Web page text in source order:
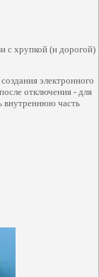
с хрупкой (и дорогой)
электронного
отключения - для
внутреннюю часть